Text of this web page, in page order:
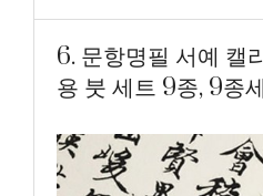
6. 문항명필 서예 캘
용 붓 세트 9종, 9종